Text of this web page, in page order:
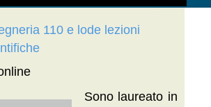
110 e lode lezioni
Sono laureato in